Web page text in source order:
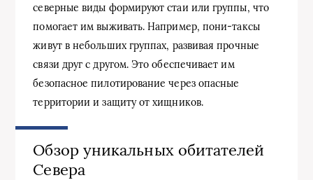
северные виды формируют стаи или группы, что
помогает им выживать. Например, пони-таксы
живут в небольших группах, развивая прочные
связи друг с другом. Это обеспечивает им
безопасное пилотирование через опасные
территории и защиту от хищников.
Обзор уникальных обитателей
Севера